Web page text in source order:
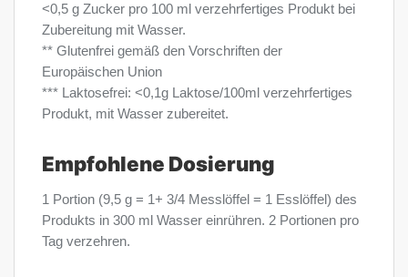
<0,5 g Zucker pro 100 ml verzehrfertiges Produkt bei
Zubereitung mit Wasser.
** Glutenfrei gemäß den Vorschriften der
Europäischen Union
*** Laktosefrei: <0,1g Laktose/100ml verzehrfertiges
Produkt, mit Wasser zubereitet.
Empfohlene Dosierung
1 Portion (9,5 g = 1+ 3/4 Messlöffel = 1 Esslöffel) des
Produkts in 300 ml Wasser einrühren. 2 Portionen pro
Tag verzehren.